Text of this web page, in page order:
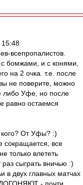
15:48
всепропалистов.
бомжами, и с конями,
на 2 очка. т.е. после
не поверите, можно
либо Уфе, но после
равно остаемся
От Уфы? :)
сокращается, все
только влететь
сыграть вничью :)
в двух главных матчах